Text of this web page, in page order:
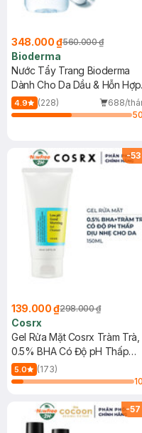
348.000 ₫560.000 ₫
Bioderma
Nước Tẩy Trang Bioderma
Dành Cho Da Dầu & Hỗn Hợp
500ml
4.9 (228)
688/
50
-53
139.000 ₫298.000 ₫
Cosrx
Gel Rửa Mặt Cosrx Tràm Trà,
0.5% BHA Có Độ pH Thấp
150ml
5.0
(173)
10
-57